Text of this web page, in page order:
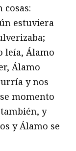
estuviera
leía, Álamo
Álamo
y nos
momento
y
y Álamo se